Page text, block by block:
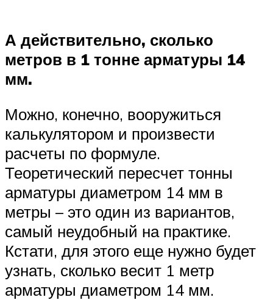
А действительно, сколько
метров в 1 тонне арматуры 14
мм.
Можно, конечно, вооружиться
калькулятором и произвести
расчеты по формуле.
Теоретический пересчет тонны
арматуры диаметром 14 мм в
метры – это один из вариантов,
самый неудобный на практике.
Кстати, для этого еще нужно будет
узнать, сколько весит 1 метр
арматуры диаметром 14 мм.